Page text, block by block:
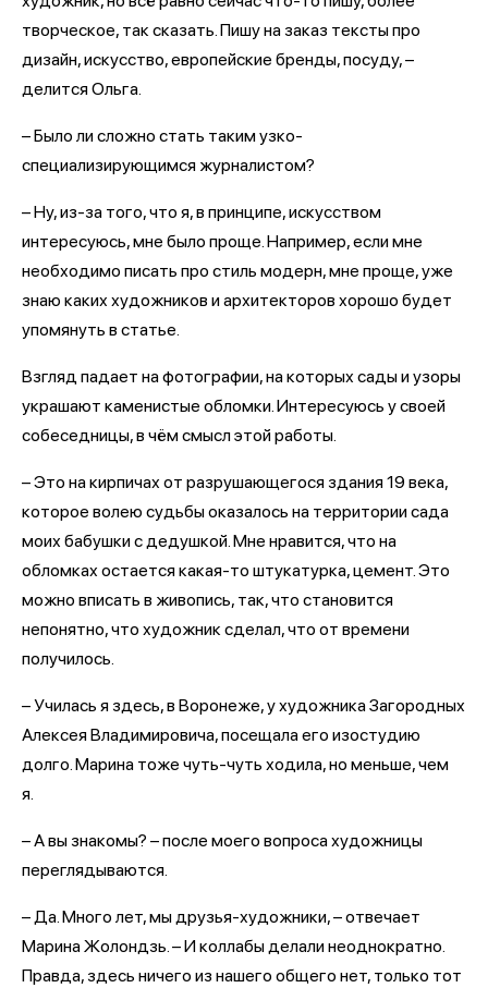
творческое, так сказать. Пишу на заказ тексты про
дизайн, искусство, европейские бренды, посуду, –
делится Ольга.
– Было ли сложно стать таким узко-
специализирующимся журналистом?
– Ну, из-за того, что я, в принципе, искусством
интересуюсь, мне было проще. Например, если мне
необходимо писать про стиль модерн, мне проще, уже
знаю каких художников и архитекторов хорошо будет
упомянуть в статье.
Взгляд падает на фотографии, на которых сады и узоры
украшают каменистые обломки. Интересуюсь у своей
собеседницы, в чём смысл этой работы.
– Это на кирпичах от разрушающегося здания 19 века,
которое волею судьбы оказалось на территории сада
моих бабушки с дедушкой. Мне нравится, что на
обломках остается какая-то штукатурка, цемент. Это
можно вписать в живопись, так, что становится
непонятно, что художник сделал, что от времени
получилось.
– Училась я здесь, в Воронеже, у художника Загородных
Алексея Владимировича, посещала его изостудию
долго. Марина тоже чуть-чуть ходила, но меньше, чем
я.
– А вы знакомы? – после моего вопроса художницы
переглядываются.
– Да. Много лет, мы друзья-художники, – отвечает
Марина Жолондзь. – И коллабы делали неоднократно.
Правда, здесь ничего из нашего общего нет, только тот